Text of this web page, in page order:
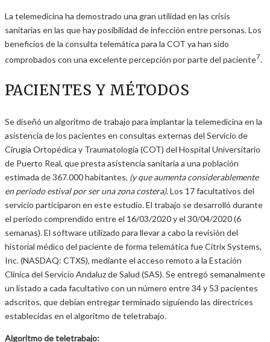
La telemedicina ha demostrado una gran utilidad en las crisis
sanitarias en las que hay posibilidad de infección entre personas. Los
beneficios de la consulta telemática para la COT ya han sido
comprobados con una excelente percepción por parte del paciente7.
PACIENTES Y MÉTODOS
Se diseñó un algoritmo de trabajo para implantar la telemedicina en la
asistencia de los pacientes en consultas externas del Servicio de
Cirugía Ortopédica y Traumatología (COT) del Hospital Universitario
de Puerto Real, que presta asistencia sanitaria a una población
estimada de 367.000 habitantes, (y que aumenta considerablemente
en periodo estival por ser una zona costera).Los 17 facultativos del
servicio participaron en este estudio. El trabajo se desarrolló durante
el periodo comprendido entre el 16/03/2020 y el 30/04/2020 (6
semanas). El software utilizado para llevar a cabo la revisión del
historial médico del paciente de forma telemática fue Citrix Systems,
Inc. (NASDAQ: CTXS), mediante el acceso remoto a la Estación
Clínica del Servicio Andaluz de Salud (SAS). Se entregó semanalmente
un listado a cada facultativo con un número entre 34 y 53 pacientes
adscritos, que debían entregar terminado siguiendo las directrices
establecidas en el algoritmo de teletrabajo.
Algoritmo de teletrabajo: